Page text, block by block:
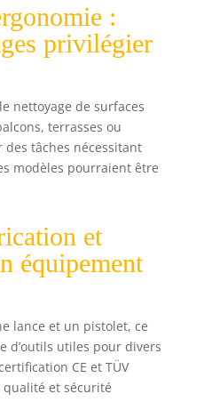
d'utiliser les
détergents
Kärcher pour un
Home Kit inclus :
le nettoyeur de
surface T 1 et le
détergent pour
patio et terrasse
nettoyer les
surfaces telles
que les chemins
éclaboussures
Livraison :
nettoyeur haute
pression Kärcher
:
privilégier
nettoyage de surfaces
terrasses ou
tâches nécessitant
modèles pourraient être
et
équipement
lance et un pistolet, ce
d’outils utiles pour divers
CE et TÜV
et sécurité